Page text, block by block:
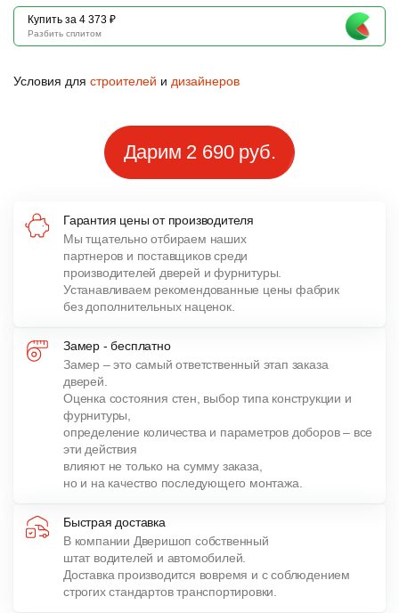
Купить за 4 373 ₽
Разбить сплитом
Условия для строителей и дизайнеров
Дарим 2 690 руб.
Гарантия цены от производителя
Мы тщательно отбираем наших
партнеров и поставщиков среди
производителей дверей и фурнитуры.
Устанавливаем рекомендованные цены фабрик
без дополнительных наценок.
Замер - бесплатно
Замер – это самый ответственный этап заказа
дверей.
Оценка состояния стен, выбор типа конструкции и
фурнитуры,
определение количества и параметров доборов – все
эти действия
влияют не только на сумму заказа,
но и на качество последующего монтажа.
Быстрая доставка
В компании Дверишоп собственный
штат водителей и автомобилей.
Доставка производится вовремя и с соблюдением
строгих стандартов транспортировки.